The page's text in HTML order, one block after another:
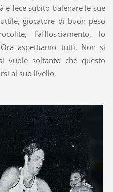
e fece subito balenare le sue
giocatore di buon peso
l'afflosciamento, lo
aspettiamo tutti. Non si
vuole soltanto che questo
al suo livello.